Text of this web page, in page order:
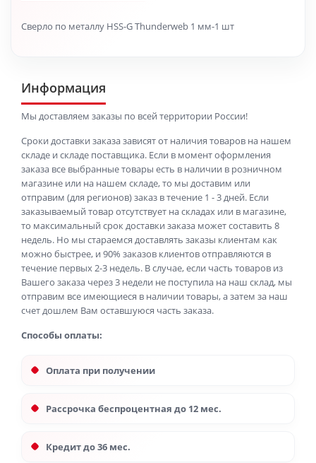
Сверло по металлу HSS-G Thunderweb 1 мм-1 шт
Информация
Мы доставляем заказы по всей территории России!
Сроки доставки заказа зависят от наличия товаров на нашем
складе и складе поставщика. Если в момент оформления
заказа все выбранные товары есть в наличии в розничном
магазине или на нашем складе, то мы доставим или
отправим (для регионов) заказ в течение 1 - 3 дней. Если
заказываемый товар отсутствует на складах или в магазине,
то максимальный срок доставки заказа может составить 8
недель. Но мы стараемся доставлять заказы клиентам как
можно быстрее, и 90% заказов клиентов отправляются в
течение первых 2-3 недель. В случае, если часть товаров из
Вашего заказа через 3 недели не поступила на наш склад, мы
отправим все имеющиеся в наличии товары, а затем за наш
счет дошлем Вам оставшуюся часть заказа.
Способы оплаты:
Оплата при получении
Рассрочка беспроцентная до 12 мес.
Кредит до 36 мес.